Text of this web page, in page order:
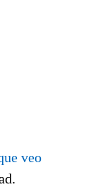
veo